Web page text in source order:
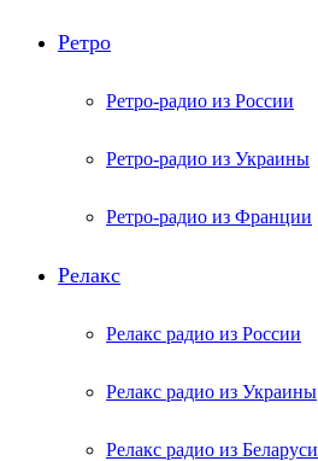
Ретро
Ретро-радио из России
Ретро-радио из Украины
Ретро-радио из Франции
Релакс
Релакс радио из России
Релакс радио из Украины
Релакс радио из Беларуси